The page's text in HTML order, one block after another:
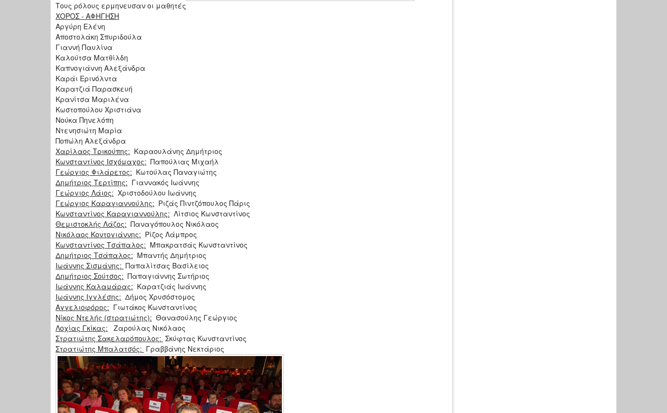
Τους ρόλους ερμηνευσαν οι μαθητές
ΧΟΡΟΣ - ΑΦΗΓΗΣΗ
Αργύρη Ελένη
Αποστολάκη Σπυριδούλα
Γιαννή Παυλίνα
Καλούτσα Ματθίλδη
Καπνογιάννη Αλεξάνδρα
Καράι Ερινόλντα
Καρατζιά Παρασκευή
Κρανίτσα Μαριλένα
Κωστοπούλου Χριστιάνα
Νούκα Πηνελόπη
Ντενησιώτη Μαρία
Ποπώλη Αλεξάνδρα
Χαρίλαος Τρικούπης: Καραουλάνης Δημήτριος
Κωνσταντίνος Ισχόμαχος: Παπούλιας Μιχαήλ
Γεώργιος Φιλάρετος: Κωτούλας Παναγιώτης
Δημήτριος Τερτίπης: Γιαννακός Ιωάννης
Γεώργιος Λάιος: Χριστοδούλου Ιωάννης
Γεώργιος Καραγιαννούλης: Ριζάς Πιντζόπουλος Πάρις
Κωνσταντίνος Καραγιαννούλης: Λίτσιος Κωνσταντίνος
Θεμιστοκλής Λάζος: Παναγόπουλος Νικόλαος
Νικόλαος Κοντογιάννης: Ρίζος Λάμπρος
Κωνσταντίνος Τσάπαλος: Μπακρατσάς Κωνσταντίνος
Δημήτριος Τσάπαλος: Μπαντής Δημήτριος
Ιωάννης Σισμάνης: Παπαλίτσας Βασίλειος
Δημήτριος Σούτσος: Παπαγιάννης Σωτήριος
Ιωάννης Καλαμάρας: Καρατζιάς Ιωάννης
Ιωάννης Ιγγλέσης: Δήμος Χρυσόστομος
Αγγελιοφόρος: Γιωτάκος Κωνσταντίνος
Νίκος Ντελής (στρατιώτης): Θανασούλης Γεώργιος
Λοχίας Γκίκας: Ζαρούλας Νικόλαος
Στρατιώτης Σακελαρόπουλος: Σκύφτας Κωνσταντίνος
Στρατιώτης Μπαλατσός: Γραββάνης Νεκτάριος